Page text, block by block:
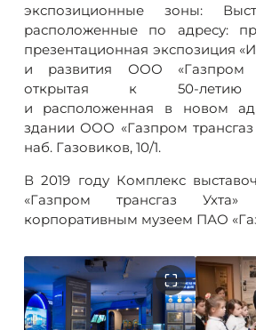
экспозиционные зоны:
расположенные по адресу:
презентационная экспозиция
и развития ООО «Газпром
открытая к 50-летию
и расположенная в новом
здании ООО «Газпром трансгаз
наб. Газовиков, 10/1.
В 2019 году Комплекс
«Газпром трансгаз
корпоративным музеем ПАО